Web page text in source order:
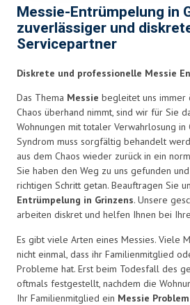
Messie-Entrümpelung in
zuverlässiger und
Servicepartner
Diskrete und professionelle Messie
Das Thema Messie begleitet uns immer
Chaos überhand nimmt, sind wir für Sie
Wohnungen mit totaler Verwahrlosung in
Syndrom muss sorgfältig behandelt
aus dem Chaos wieder zurück in ein
Sie haben den Weg zu uns gefunden
richtigen Schritt getan. Beauftragen Sie
Entrümpelung in Grinzens. Unsere
arbeiten diskret und helfen Ihnen bei
Es gibt viele Arten eines Messies. Viele
nicht einmal, dass ihr Familienmitglied
Probleme hat. Erst beim Todesfall des
oftmals festgestellt, nachdem die
Ihr Familienmitglied ein Messie Problem